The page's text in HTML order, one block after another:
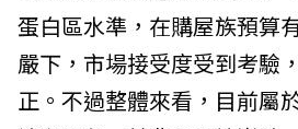
蛋白區水準，在購屋族預算
嚴下，市場接受度受到考驗
正。不過整體來看，目前屬